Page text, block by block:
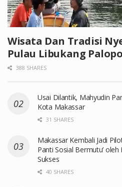
Wisata Dan Tradisi
Pulau Libukang Palopo
388 SHARES
Usai Dilantik, Mahyudin
Kota Makassar
31 SHARES
Makassar Kembali Jadi
Panti Sosial Bermutu’
Sukses
40 SHARES